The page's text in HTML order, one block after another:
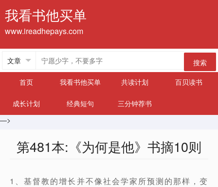
我看书他买单
www.ireadhepays.com
搜索
首页
我看书他买单 共读计划 百贝读书
成长计划 经典短句
三分钟荐书
—>
第481本:《为何是他》书摘10则
1、基督教的增长并不像社会学家所预测的那样，变